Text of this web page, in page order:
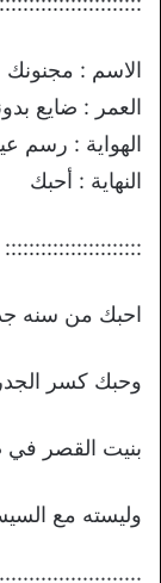
الاسم : مجنونك
العمر : ضايع
الهواية : رسم
النهاية : أحبك
:::::::::::::::::::::::
احبك من سنه
وحبك كسر
بنيت القصر
وليسته مع